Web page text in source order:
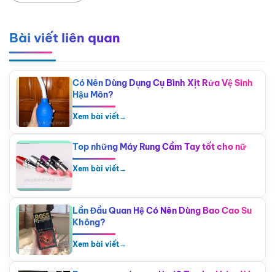
Bài viết liên quan
Có Nên Dùng Dụng Cụ Bình Xịt Rửa Vệ Sinh
Hậu Môn?
Xem bài viết→
Top những Máy Rung Cầm Tay tốt cho nữ
Xem bài viết→
Lần Đầu Quan Hệ Có Nên Dùng Bao Cao Su
Không?
Xem bài viết→